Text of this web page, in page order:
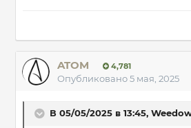
ATOM 4,781
Опубликовано5 мая, 2025
В 05/05/2025 в 13:45,